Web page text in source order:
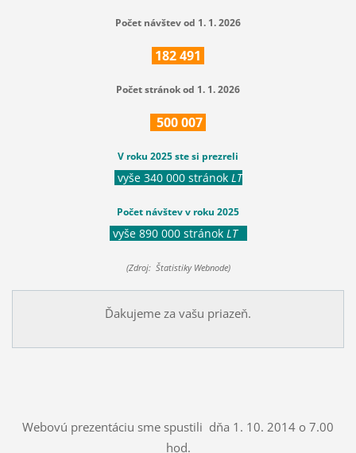
Počet návštev od 1. 1. 2026
182491
Počet stránok od 1. 1. 2026
500007
V roku 2025 ste si prezreli
vyše 340 000 stránok LT
Počet návštev v roku 2025
vyše 890 000 stránok LT
(Zdroj: Štatistiky Webnode)
Ďakujeme za vašu priazeň.
Webovú prezentáciu sme spustili dňa 1. 10. 2014 o 7.00
hod.